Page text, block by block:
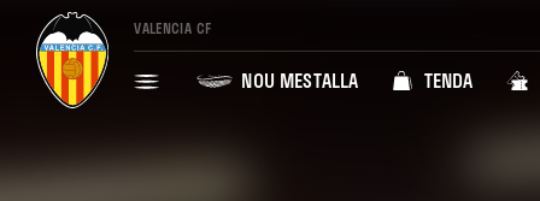
VALENCIA CF
NOU MESTALLA TENDA